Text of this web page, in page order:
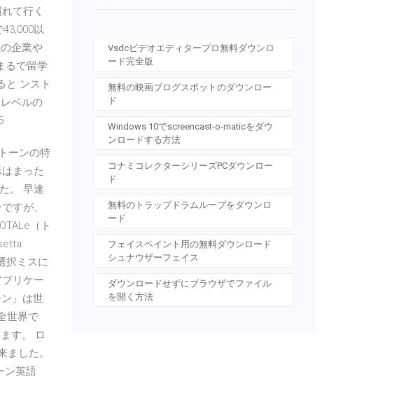
て行く
以
企業や
るで留学
と ンスト
ベルの
ーンの特
まった
。 早速
すが、
（ト
択ミスに
リケー
」は世
世界で
す。 ロ
した。
ン英語
Vsdcビデオエディタープロ無料ダウンロ
ード完全版
無料の映画ブログスポットのダウンロー
ド
Windows 10でscreencast-o-maticをダウ
ンロードする方法
コナミコレクターシリーズPCダウンロー
ド
無料のトラップドラムループをダウンロ
ード
フェイスペイント用の無料ダウンロード
シュナウザーフェイス
ダウンロードせずにブラウザでファイル
を開く方法